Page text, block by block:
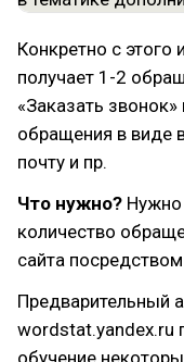
Конкретно с этого
получает 1-2
«Заказать
обращения в виде
почту и пр.
Что нужно? Нужно
количество
сайта
Предварительный
wordstat.yandex.ru
обучение